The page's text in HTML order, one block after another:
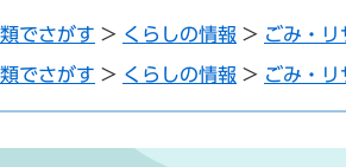
でさがす > くらしの情報 > ごみ・リ
でさがす > くらしの情報 > ごみ・リ